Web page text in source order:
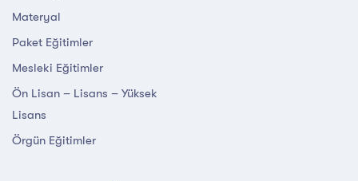
Materyal
Paket Eğitimler
Mesleki Eğitimler
Ön Lisan – Lisans – Yüksek
Lisans
Örgün Eğitimler